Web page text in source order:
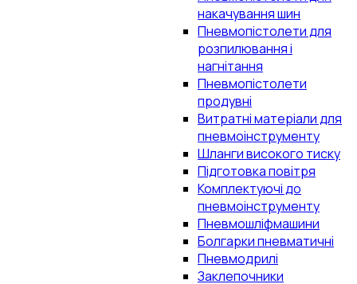
накачування шин
Пневмопістолети для
розпилювання і
нагнітання
Пневмопістолети
продувні
Витратні матеріали для
пневмоінструменту
Шланги високого тиску
Підготовка повітря
Комплектуючі до
пневмоінструменту
Пневмошліфмашини
Болгарки пневматичні
Пневмодрилі
Заклепочники